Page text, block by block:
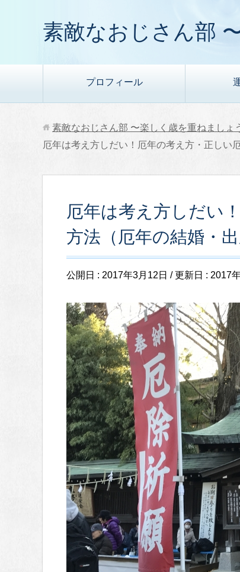
素敵なおじさん部
プロフィール
素敵なおじさん部 〜楽しく歳を重ねましょ
厄年は考え方しだい！厄年の考え方・正し
厄年は考え方しだい
方法（厄年の結婚・
公開日 : 2017年3月12日 / 更新日 : 2017